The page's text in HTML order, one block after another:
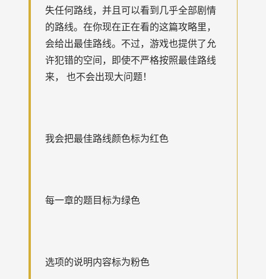
失任何路线，并且可以看到几乎全部剧情
的路线。在你现在正在看的这篇攻略里，
会给出最佳路线。不过，游戏也提供了允
许犯错的空间，即使不严格按照最佳路线
来， 也不会出现大问题！
我会把最佳路线颜色标为红色
每一章的题目标为绿色
选项的说明内容标为粉色